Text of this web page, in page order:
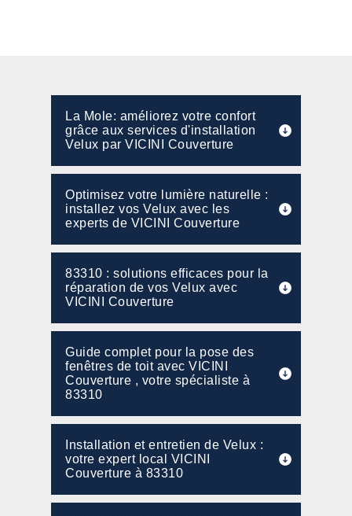
La Mole: améliorez votre confort
grâce aux services d'installation
Velux par VICINI Couverture
Optimisez votre lumière naturelle :
installez vos Velux avec les
experts de VICINI Couverture
83310 : solutions efficaces pour la
réparation de vos Velux avec
VICINI Couverture
Guide complet pour la pose des
fenêtres de toit avec VICINI
Couverture , votre spécialiste à
83310
Installation et entretien de Velux :
votre expert local VICINI
Couverture à 83310